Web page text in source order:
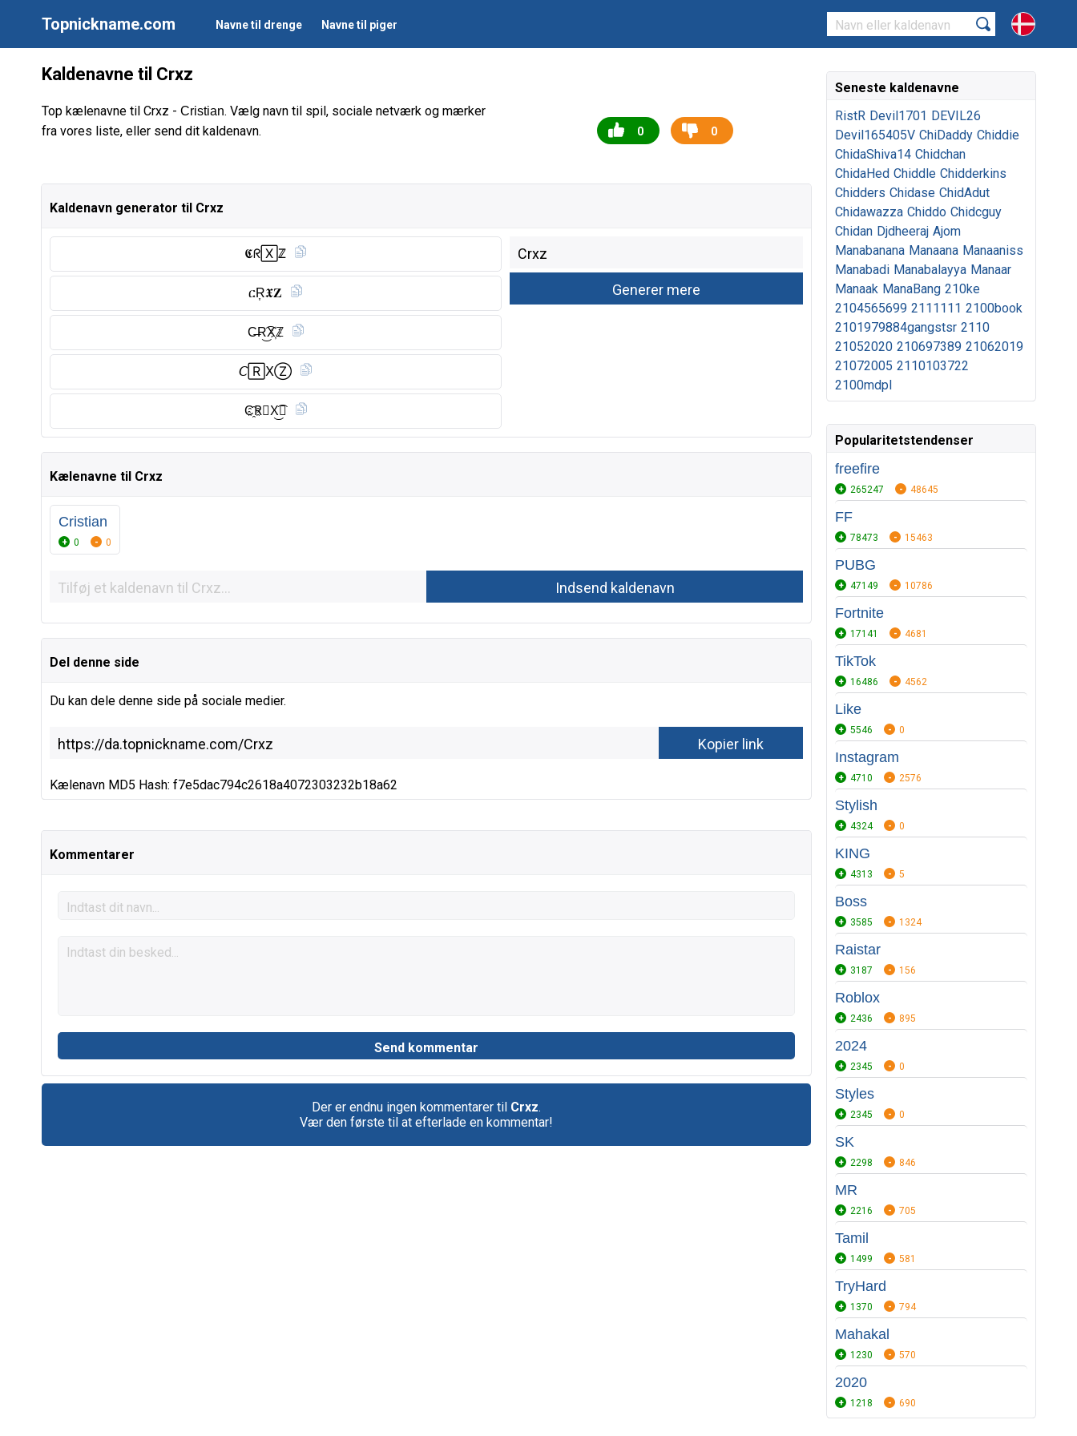
Topnickname.com Navne til drenge Navne til piger
Kaldenavne til Crxz
Top kælenavne til Crxz - Cristian. Vælg navn til spil, sociale netværk og mærker
fra vores liste, eller send dit kaldenavn.
0 0
Kaldenavn generator til Crxz
𝕮ᖇ🅇ℤ
ርR͎𝖃𝐙
C̶R͜͡X҉ℤ
𝘊🅁𝖷Ⓩ︎
C҈R⃠X͜͡🅩
Kælenavne til Crxz
Cristian
0 0
Del denne side
Du kan dele denne side på sociale medier.
Kælenavn MD5 Hash: f7e5dac794c2618a4072303232b18a62
Kommentarer
Der er endnu ingen kommentarer til Crxz.
Vær den første til at efterlade en kommentar!
Seneste kaldenavne
RistR Devil1701 DEVIL26
Devil165405V ChiDaddy Chiddie
ChidaShiva14 Chidchan
ChidaHed Chiddle Chidderkins
Chidders Chidase ChidAdut
Chidawazza Chiddo Chidcguy
Chidan Djdheeraj Ajom
Manabanana Manaana Manaaniss
Manabadi Manabalayya Manaar
Manaak ManaBang 210ke
2104565699 2111111 2100book
2101979884gangstsr 2110
21052020 210697389 21062019
21072005 2110103722
2100mdpl
Popularitetstendenser
freefire
265247 48645
FF
78473 15463
PUBG
47149 10786
Fortnite
17141 4681
TikTok
16486 4562
Like
5546 0
Instagram
4710 2576
Stylish
4324 0
KING
4313 5
Boss
3585 1324
Raistar
3187 156
Roblox
2436 895
2024
2345 0
Styles
2345 0
SK
2298 846
MR
2216 705
Tamil
1499 581
TryHard
1370 794
Mahakal
1230 570
2020
1218 690